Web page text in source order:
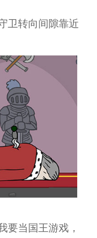
卫转向间隙靠近
要当国王游戏，